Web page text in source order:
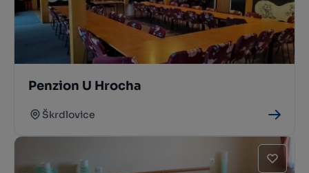
Penzion U Hrocha
Škrdlovice